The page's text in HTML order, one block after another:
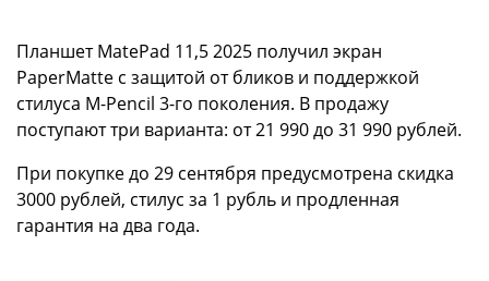
Планшет MatePad 11,5 2025 получил экран
PaperMatte с защитой от бликов и поддержкой
стилуса M-Pencil 3-го поколения. В продажу
поступают три варианта: от 21 990 до 31 990 рублей.
При покупке до 29 сентября предусмотрена скидка
3000 рублей, стилус за 1 рубль и продленная
гарантия на два года.